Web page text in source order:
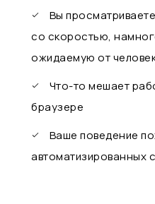
Вы
со скоростью,
ожидаемую от
Что-то мешает
браузере
Ваше поведение
автоматизированных